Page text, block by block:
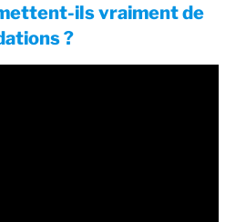
ils vraiment de
?